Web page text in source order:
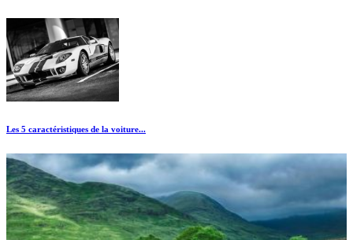
Les 5 caractéristiques de la voiture...